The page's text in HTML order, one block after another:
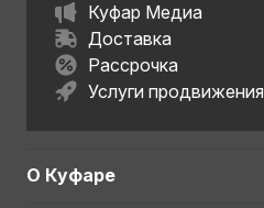
Куфар Медиа
Доставка
Рассрочка
Услуги продвижения
О Куфаре